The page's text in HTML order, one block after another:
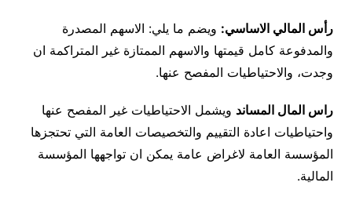
رأس المالي الاساسي: ويضم ما يلي: الاسهم المصدرة
والمدفوعة كامل قيمتها والاسهم الممتازة غير المتراكمة ان
وجدت، والاحتياطيات المفصح عنها.
راس المال المساند ويشمل الاحتياطيات غير المفصح عنها
واحتياطيات اعادة التقييم والتخصيصات العامة التي تحتجزها
المؤسسة العامة لاغراض عامة يمكن ان تواجهها المؤسسة
المالية.